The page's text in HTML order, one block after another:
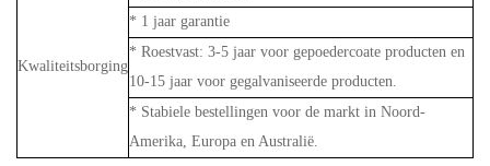
Kwaliteitsborging
* 1 jaar garantie
* Roestvast: 3-5 jaar voor gepoedercoate producten en
10-15 jaar voor gegalvaniseerde producten.
* Stabiele bestellingen voor de markt in Noord-
Amerika, Europa en Australië.